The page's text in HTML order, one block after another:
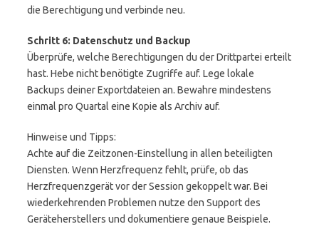
die Berechtigung und verbinde neu.
Schritt 6: Datenschutz und Backup
Überprüfe, welche Berechtigungen du der Drittpartei erteilt
hast. Hebe nicht benötigte Zugriffe auf. Lege lokale
Backups deiner Exportdateien an. Bewahre mindestens
einmal pro Quartal eine Kopie als Archiv auf.
Hinweise und Tipps:
Achte auf die Zeitzonen-Einstellung in allen beteiligten
Diensten. Wenn Herzfrequenz fehlt, prüfe, ob das
Herzfrequenzgerät vor der Session gekoppelt war. Bei
wiederkehrenden Problemen nutze den Support des
Geräteherstellers und dokumentiere genaue Beispiele.